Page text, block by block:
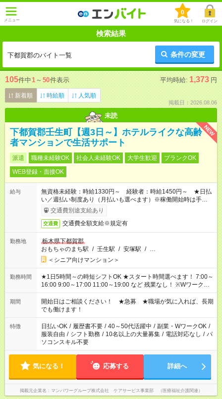
メニュー
0
気になる！ ログイン
検索結果
下都賀郡のバイト一覧 条件の変更
105件中1 ～ 50件表示 平均時給: 1,373 円
新着順 時給順 人気順
掲載日：2026.08.06
未読
NEW
下都賀郡壬生町【週3日～】ホテルライクな高齢
者マンションで生活サポート
派遣 職種未経験OK 社会人未経験OK 大学生歓迎
ブランクOK
WEB登録・面接OK
給与
無資格未経験：時給1330円～ 経験者：時給1450円～ ★日払
い／週払い制度あり（月払いも選べます）※稼働開始時は手続き
完了次第のお支払いとなります。
交通費別途支給あり
交通費 交通費全額支給※規定有
勤務地
栃木県下都賀郡
おもちゃのまち駅 / 壬生駅 / 安塚駅 / …
＜シニア向けマンション＞
勤務時間
★1日5時間～の時短シフトOK ★スタート時間選べます！ 7:00～
16:00 9:00～17:00 11:00～19:00 など 残業なし！ ※Wワークの
場合、他のお仕事と合わせ週40時間超の就業はご案内できませ
ん ※法令に基づき、週20時間以上勤務は社会保険への加入対象
となります ※労働者派遣法（日雇い派遣の原則禁止）により、
短時間・短期間の就業はご案内が難しい場合があります
期間
開始日はご相談ください！ ★急募 ★職場が気に入れば、長期
でも働けます！
特徴 日払いOK / 履歴書不要 / 40～50代活躍中 / 副業・WワークOK /
服装自由 / シフト勤務 / 10名以上の大量募集 / 電話対応なし / パ
ソコンスキル不要
気になる！ 応募する 詳細へ
掲載元企業名 マンパワーグループ株式会社 ケアサービス事業部 （医療福祉介護関連）